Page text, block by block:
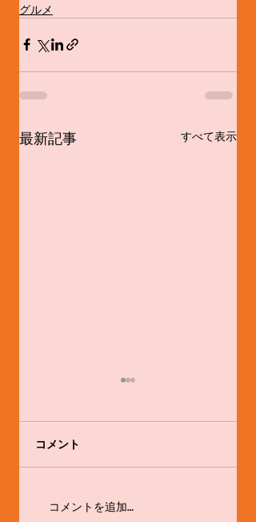
グルメ
最新記事 すべて表示
いします☆
開
コメント
コメントを追加…